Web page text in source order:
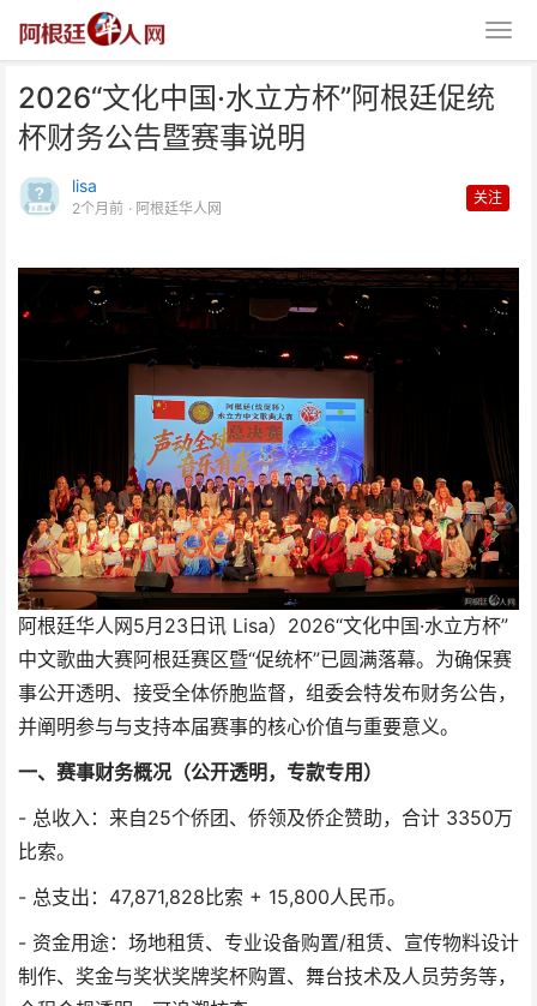
2026“文化中国·水立方杯”阿根廷促统
杯财务公告暨赛事说明
lisa
2个月前 · 阿根廷华人网
关注
阿根廷华人网5月23日讯 Lisa）2026“文化中国·水立方杯”
中文歌曲大赛阿根廷赛区暨“促统杯”已圆满落幕。为确保赛
事公开透明、接受全体侨胞监督，组委会特发布财务公告，
并阐明参与与支持本届赛事的核心价值与重要意义。
一、赛事财务概况（公开透明，专款专用）
- 总收入：来自25个侨团、侨领及侨企赞助，合计 3350万
比索。
- 总支出：47,871,828比索 + 15,800人民币。
- 资金用途：场地租赁、专业设备购置/租赁、宣传物料设计
制作、奖金与奖状奖牌奖杯购置、舞台技术及人员劳务等，
2026“文化中国·水立方杯”阿根廷
促统杯财务公告暨